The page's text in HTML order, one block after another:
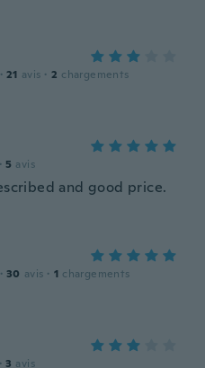
· 21 avis · 2 chargements
· 5 avis
and good price.
· 30 avis · 1 chargements
· 3 avis